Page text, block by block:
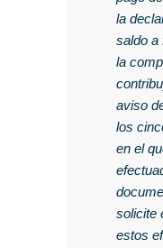
la
saldo a
la
aviso
los
en el
solicite
estos